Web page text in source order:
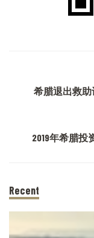
希腊退出救
2019年希腊
Recent